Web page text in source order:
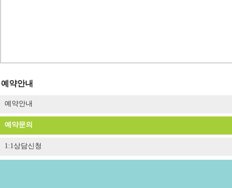
예약안내
예약안내
예약문의
1:1상담신청